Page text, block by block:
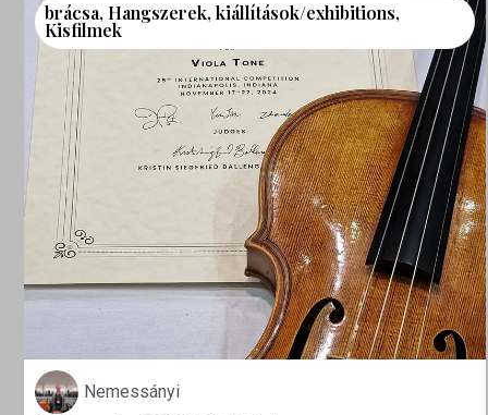
brácsa, Hangszerek,kiállítások/exhibitions,
Kisfilmek
Nemessányi